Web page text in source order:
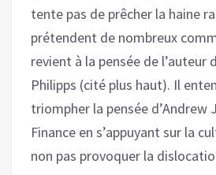
tente pas de prêcher la haine
prétendent de nombreux
revient à la pensée de l’auteur
Philipps (cité plus haut). Il
triompher la pensée d’Andrew
Finance en s’appuyant sur la
non pas provoquer la